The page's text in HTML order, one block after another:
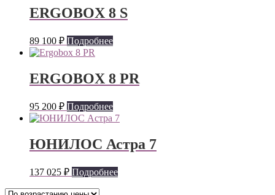
98
800 ₽.
ERGOBOX 8 S
89 100 ₽ Подробнее
ERGOBOX 8 PR
95 200 ₽ Подробнее
ЮНИЛОС Астра 7
137 025 ₽ Подробнее